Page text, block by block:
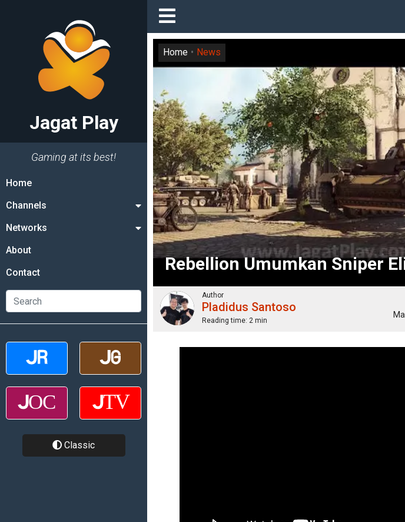
Jagat Play
Gaming at its best!
Home
Channels
Networks
About
Contact
Classic
Rebellion Umumkan Sniper
Home News
Author
Pladidus Santoso
Reading time: 2 min